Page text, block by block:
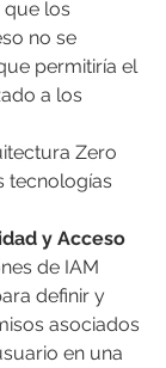
que los
no se
permitiría el
a los
Zero
tecnologías
y Acceso
de IAM
definir y
asociados
en una